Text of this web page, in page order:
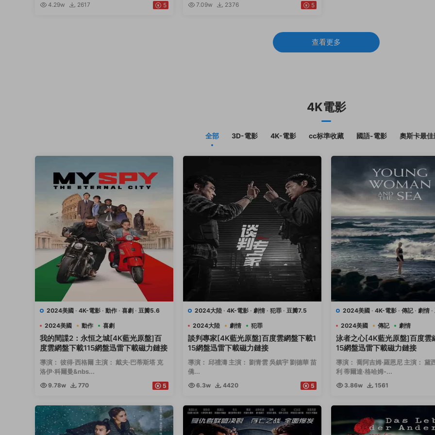
4.29w 2617 5 7.09w 2376 5
查看更多
4K電影
全部 3D-電影 4K-電影 cc标準收藏 國語-電影 奧斯卡最
2024美國 · 4K-電影 · 動作 · 喜劇 · 豆瓣5.6
2024美國 動作 喜劇
我的間諜2：永恒之城[4K藍光原盤]百
度雲網盤下載115網盤迅雷下載磁力鏈接
導演： 彼得·西格爾 主演： 戴夫·巴蒂斯塔 克
洛伊·科爾曼&nbs...
9.78w 770 5
2024大陸 · 4K-電影 · 劇情 · 犯罪 · 豆瓣7.5
2024大陸 劇情 犯罪
談判專家[4K藍光原盤]百度雲網盤下載1
15網盤迅雷下載磁力鏈接
導演： 邱禮濤 主演： 劉青雲 吳鎮宇 劉德華 苗
僑...
6.3w 4420 5
2024美國 · 4K-電影 · 傳記· 劇情 ·
2024美國
傳記 劇情
泳者之心[4K藍光原盤]百度雲
15網盤迅雷下載磁力鏈接
導演： 喬阿吉姆·羅恩尼 主演： 黛
利 蒂爾達·格哈姆-...
3.86w 1561